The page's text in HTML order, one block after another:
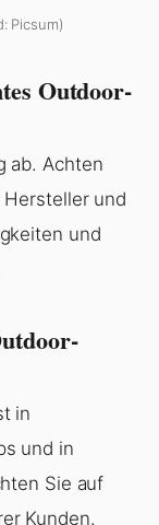
Picsum)
Outdoor-
ab. Achten
und
und
in
und in
Sie auf
Kunden.